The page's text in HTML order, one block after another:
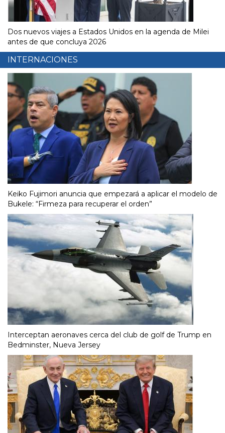
Dos nuevos viajes a Estados Unidos en la agenda de Milei
antes de que concluya 2026
INTERNACIONES
Keiko Fujimori anuncia que empezará a aplicar el modelo de
Bukele: “Firmeza para recuperar el orden”
Interceptan aeronaves cerca del club de golf de Trump en
Bedminster, Nueva Jersey